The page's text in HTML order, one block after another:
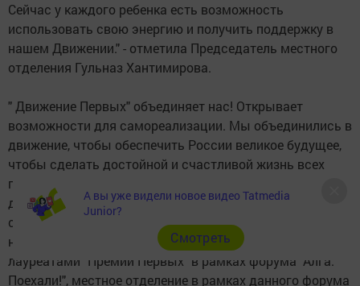
Сейчас у каждого ребенка есть возможность
использовать свою энергию и получить поддержку в
нашем Движении." - отметила Председатель местного
отделения Гульназ Хантимирова.
" Движение Первых" объединяет нас! Открывает
возможности для самореализации. Мы объединились в
движение, чтобы обеспечить России великое будущее,
чтобы сделать достойной и счастливой жизнь всех
поколений, чтобы менять мир к лучшему! За год мы
достигли больших успехов - 7 первичных отделений
стали победителями квеста первичных отделений и
награждены подарками, 5 первичных отделений стали
лауреатами "Премии Первых" в рамках форума "Алга.
Поехали!", местное отделение в рамках данного форума
А вы уже видели новое видео Tatmedia
Junior?
Cмотреть